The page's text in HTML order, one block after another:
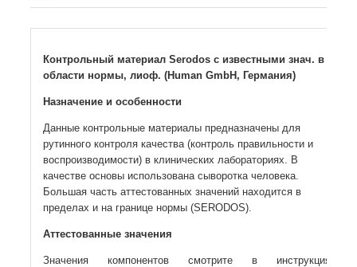
Контрольный материал Serodos с известными знач. в
области нормы, лиоф. (Human GmbH, Германия)
Назначение и особенности
Данные контрольные материалы предназначены для
рутинного контроля качества (контроль правильности и
воспроизводимости) в клинических лабораториях. В
качестве основы использована сыворотка человека.
Большая часть аттестованных значений находится в
пределах и на границе нормы (SERODOS).
Аттестованные значения
Значения компонентов смотрите в инструкциях,